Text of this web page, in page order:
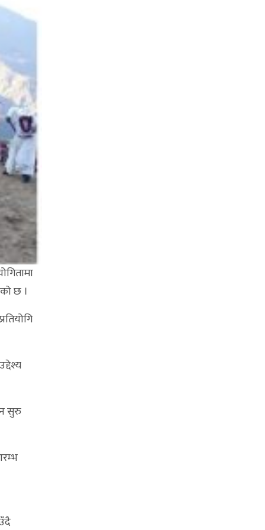
छ ।
सुरु